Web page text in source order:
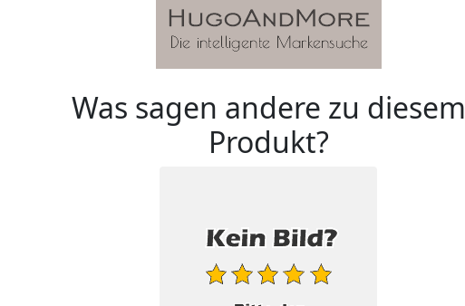
Was sagen andere zu diesem
Produkt?